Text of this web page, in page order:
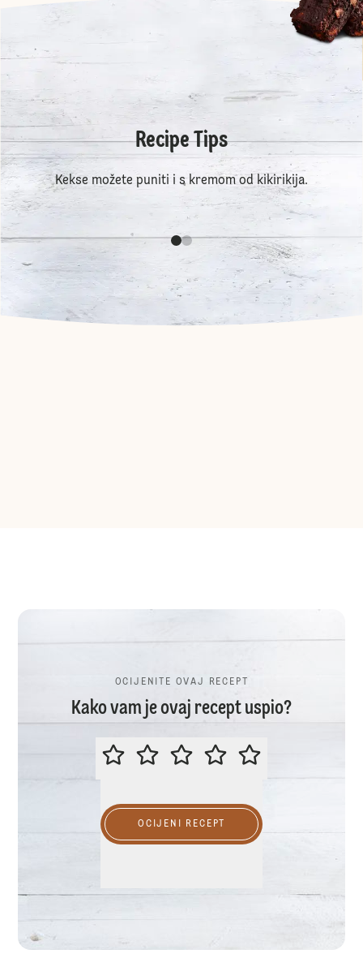
Recipe Tips
Kekse možete puniti i s kremom od kikirikija.
OCIJENITE OVAJ RECEPT
Kako vam je ovaj recept uspio?
OCIJENITE OVAJ RECEPT
OCIJENI RECEPT